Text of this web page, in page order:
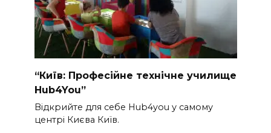
“Київ: Професійне технічне училище
Hub4You”
Відкрийте для себе Hub4you у самому
центрі Києва Київ.